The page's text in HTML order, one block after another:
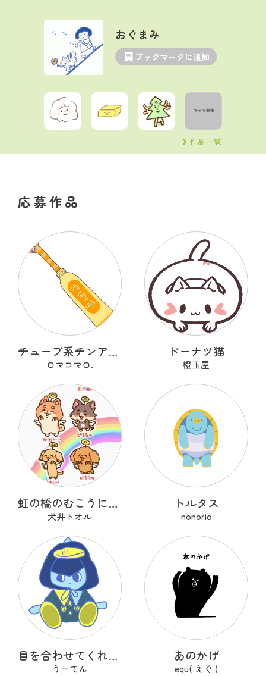
おぐまみ
ブックマークに追加
作品一覧
応募作品
チューブ系チンアナゴ
ロマコマロ.
ドーナツ猫
橙玉屋
虹の橋のむこうにいるうちのこ
犬井トオル
トルタス
nonorio
目を合わせてくれないコバンザメちゃん
うーてん
あのかげ
egu( えぐ )